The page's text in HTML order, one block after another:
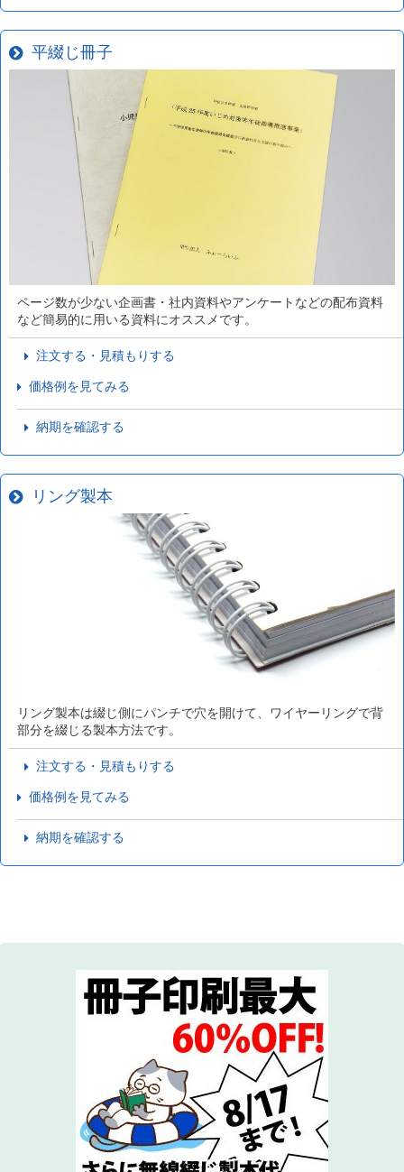
平綴じ冊子
ページ数が少ない企画書・社内資料やアンケートなどの配布資料
など簡易的に用いる資料にオススメです。
注文する・見積もりする
価格例を見てみる
納期を確認する
リング製本
リング製本は綴じ側にパンチで穴を開けて、ワイヤーリングで背
部分を綴じる製本方法です。
注文する・見積もりする
価格例を見てみる
納期を確認する